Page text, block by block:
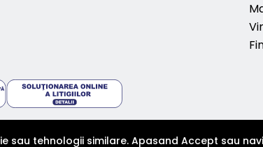
sau tehnologii similare. Apasand Accept sau